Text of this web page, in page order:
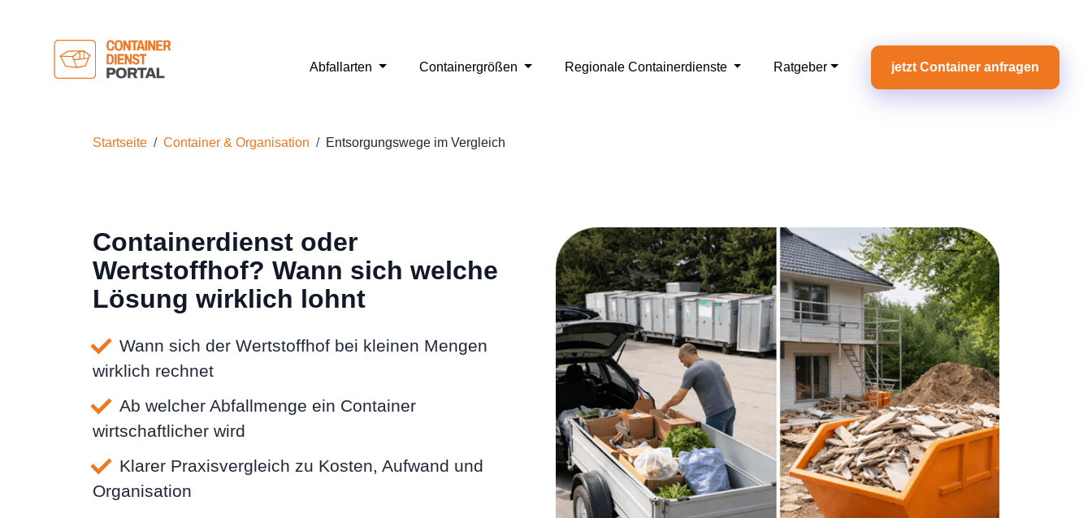
Abfallarten Containergrößen Regionale Containerdienste Ratgeber jetzt Container anfragen
Startseite Container & Organisation Entsorgungswege im Vergleich
Containerdienst oder
Wertstoffhof? Wann sich welche
Lösung wirklich lohnt
Wann sich der Wertstoffhof bei kleinen Mengen
wirklich rechnet
Ab welcher Abfallmenge ein Container
wirtschaftlicher wird
Klarer Praxisvergleich zu Kosten, Aufwand und
Organisation